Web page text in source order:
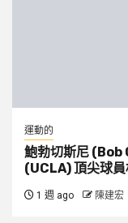
運動的
鮑勃切斯尼 (Bob
(UCLA) 頂尖球
1 週 ago 陳建宏